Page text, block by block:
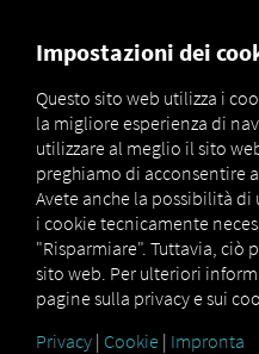
Marketplace Connectors
COLLEGARE
Impostazioni dei
Questo sito web utilizza i
la migliore esperienza di
utilizzare al meglio il sito
preghiamo di acconsentire
Avete anche la possibilità
i cookie tecnicamente
"Risparmiare". Tuttavia, ciò
sito web. Per ulteriori
pagine sulla privacy e sui
Privacy | Cookie | Impronta